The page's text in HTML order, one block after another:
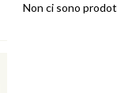
Non ci sono